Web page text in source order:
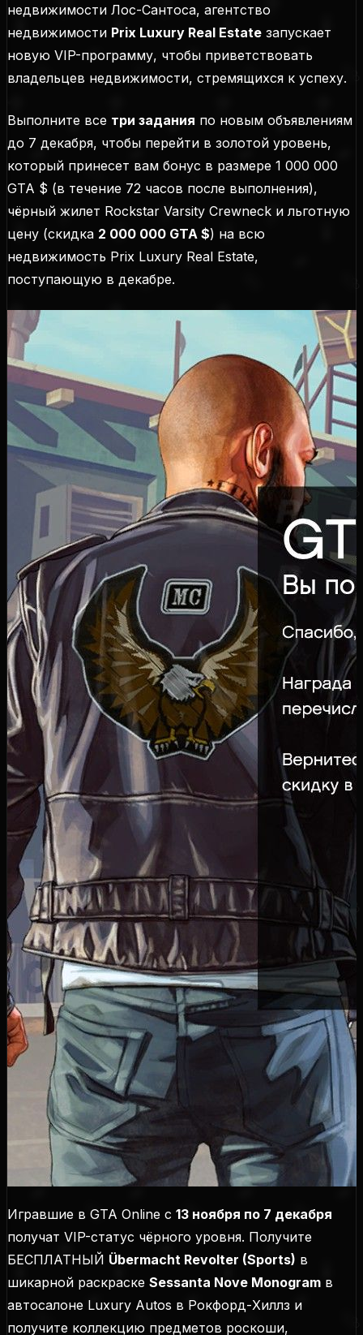
недвижимости Лос-Сантоса, агентство
недвижимости Prix Luxury Real Estate запускает
новую VIP-программу, чтобы приветствовать
владельцев недвижимости, стремящихся к успеху.
Выполните все три задания по новым объявлениям
до 7 декабря, чтобы перейти в золотой уровень,
который принесет вам бонус в размере 1 000 000
GTA $ (в течение 72 часов после выполнения),
чёрный жилет Rockstar Varsity Crewneck и льготную
цену (скидка 2 000 000 GTA $) на всю
недвижимость Prix Luxury Real Estate,
поступающую в декабре.
Игравшие в GTA Online с 13 ноября по 7 декабря
получат VIP-статус чёрного уровня. Получите
БЕСПЛАТНЫЙ Übermacht Revolter (Sports) в
шикарной раскраске Sessanta Nove Monogram в
автосалоне Luxury Autos в Рокфорд-Хиллз и
получите коллекцию предметов роскоши,